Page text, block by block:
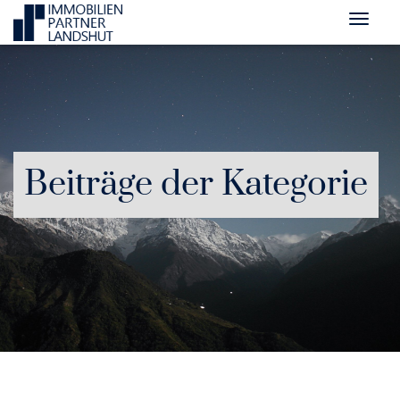
Beiträge der Kategorie